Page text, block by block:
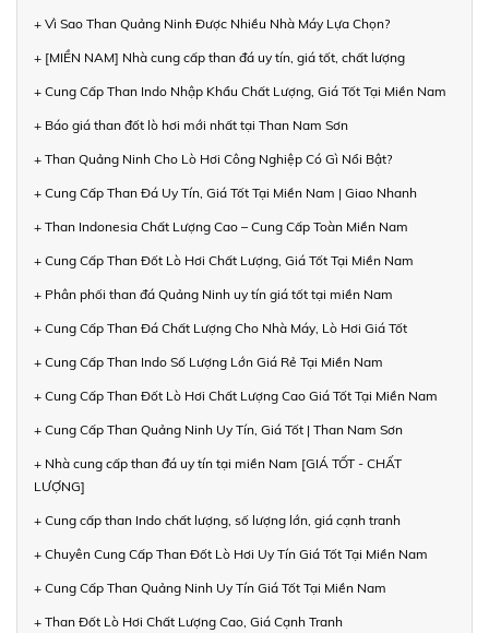
+ Vì Sao Than Quảng Ninh Được Nhiều Nhà Máy Lựa Chọn?
+ [MIỀN NAM] Nhà cung cấp than đá uy tín, giá tốt, chất lượng
+ Cung Cấp Than Indo Nhập Khẩu Chất Lượng, Giá Tốt Tại Miền Nam
+ Báo giá than đốt lò hơi mới nhất tại Than Nam Sơn
+ Than Quảng Ninh Cho Lò Hơi Công Nghiệp Có Gì Nổi Bật?
+ Cung Cấp Than Đá Uy Tín, Giá Tốt Tại Miền Nam | Giao Nhanh
+ Than Indonesia Chất Lượng Cao – Cung Cấp Toàn Miền Nam
+ Cung Cấp Than Đốt Lò Hơi Chất Lượng, Giá Tốt Tại Miền Nam
+ Phân phối than đá Quảng Ninh uy tín giá tốt tại miền Nam
+ Cung Cấp Than Đá Chất Lượng Cho Nhà Máy, Lò Hơi Giá Tốt
+ Cung Cấp Than Indo Số Lượng Lớn Giá Rẻ Tại Miền Nam
+ Cung Cấp Than Đốt Lò Hơi Chất Lượng Cao Giá Tốt Tại Miền Nam
+ Cung Cấp Than Quảng Ninh Uy Tín, Giá Tốt | Than Nam Sơn
+ Nhà cung cấp than đá uy tín tại miền Nam [GIÁ TỐT - CHẤT
LƯỢNG]
+ Cung cấp than Indo chất lượng, số lượng lớn, giá cạnh tranh
+ Chuyên Cung Cấp Than Đốt Lò Hơi Uy Tín Giá Tốt Tại Miền Nam
+ Cung Cấp Than Quảng Ninh Uy Tín Giá Tốt Tại Miền Nam
+ Than Đốt Lò Hơi Chất Lượng Cao, Giá Cạnh Tranh